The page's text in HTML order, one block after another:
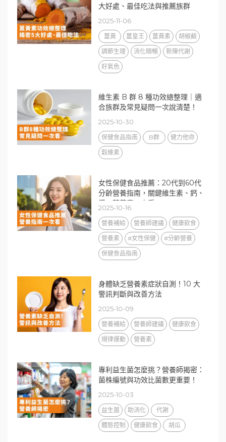
大好處、最佳吃法與推薦族群
2025-11-06
薑黃 薑皇王 薑黃素
胡椒鹼
調節生理
消化順暢
新陳代謝
好氣色
維生素 B 群 8 種功效總整理｜適
合族群及常見疑問一次說清楚！
2025-10-30
保健食品指南 B群
健力他命
穀維素
女性保健食品推薦：20代到60代
分齡營養指南，關鍵維生素、鈣、
鐵、葉黃素一次看
2025-10-16
營養補給 營養師建議
健康飲食
營養素
#女性保健
#分齡營養
保健食品指南
身體缺乏營養素症狀自測！10 大
警訊判斷與改善方法
2025-10-09
營養補給 營養師建議
健康飲食
規律運動
營養素
專利益生菌怎麼挑？營養師揭密：
菌株編號與功效比菌數更重要！
2025-10-03
益生菌 助消化
代謝
體態控制
健康飲食 胡瓜